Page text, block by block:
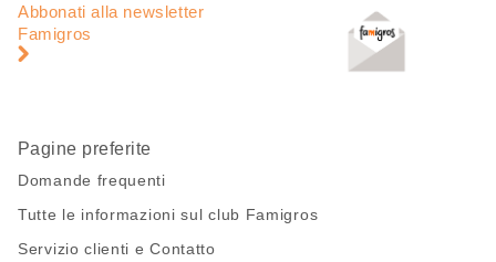
pagina
pagina
Abbonati alla newsletter
Famigros
Pagine preferite
Domande frequenti
Tutte le informazioni sul club Famigros
Servizio clienti e Contatto